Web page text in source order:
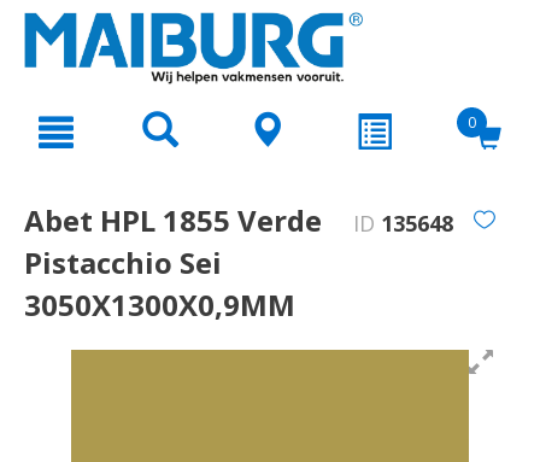
text.skipToNavigation
0
Abet HPL 1855 Verde
Pistacchio Sei
3050X1300X0,9MM
ID 135648